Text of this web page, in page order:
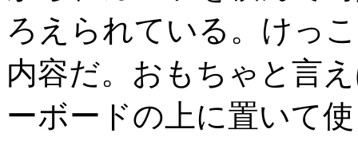
ろえられている。けっ
内容だ。おもちゃと言
ーボードの上に置いて